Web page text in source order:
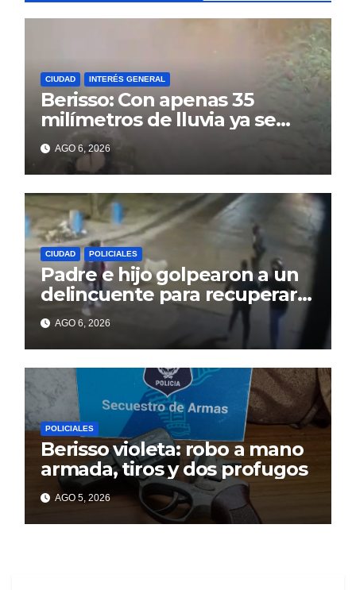
CIUDAD INTERÉS GENERAL
Berisso: Con apenas 35
milímetros de lluvia ya se
sienten los problemas
AGO 6, 2026
CIUDAD POLICIALES
Padre e hijo golpearon a un
delincuente para recuperar
un celular robado en Berisso
AGO 6, 2026
POLICIALES
Berisso violeta: robo a mano
armada, tiros y dos profugos
AGO 5, 2026